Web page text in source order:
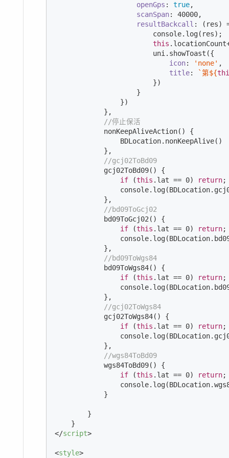
openGps : true,
scanSpan: 40000,
resultBackcall : ( res)
console.log(res);
this
                        uni.showToast({
icon: 'none' ,
title: `第${
                        })
                    }
                })
            },
//停止保活
            nonKeepAliveAction() {
                BDLocation.nonKeepAlive()
            },
//gcj02ToBd09
            gcj02ToBd09() {
if (this .lat == 0) return;
console
            },
//bd09ToGcj02
            bd09ToGcj02() {
if (this .lat == 0) return;
console
            },
//bd09ToWgs84
            bd09ToWgs84() {
if (this .lat == 0) return;
console
            },
//gcj02ToWgs84
            gcj02ToWgs84() {
if (this .lat == 0) return;
console
            },
//wgs84ToBd09
            wgs84ToBd09() {
if (this .lat == 0) return;
console
            }
        }
</script>
<style>